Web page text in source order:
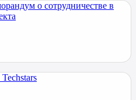
о сотрудничестве в